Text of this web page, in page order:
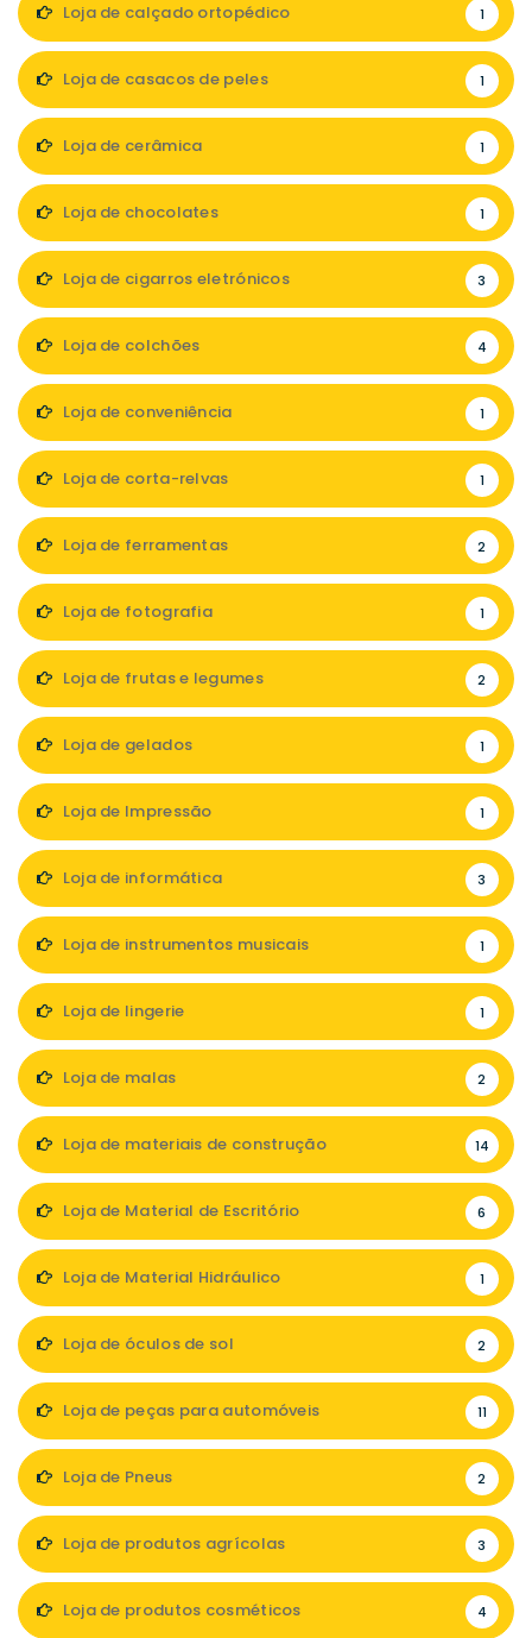
Loja de calçado ortopédico 1
Loja de casacos de peles 1
Loja de cerâmica 1
Loja de chocolates 1
Loja de cigarros eletrónicos 3
Loja de colchões 4
Loja de conveniência 1
Loja de corta-relvas 1
Loja de ferramentas 2
Loja de fotografia 1
Loja de frutas e legumes 2
Loja de gelados 1
Loja de Impressão 1
Loja de informática 3
Loja de instrumentos musicais 1
Loja de lingerie 1
Loja de malas 2
Loja de materiais de construção 14
Loja de Material de Escritório 6
Loja de Material Hidráulico 1
Loja de óculos de sol 2
Loja de peças para automóveis 11
Loja de Pneus 2
Loja de produtos agrícolas 3
Loja de produtos cosméticos 4